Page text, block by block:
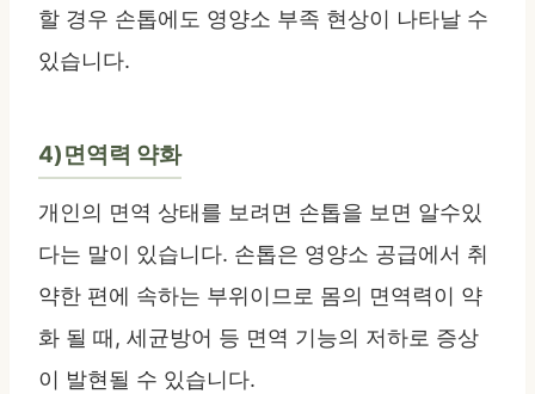
할 경우 손톱에도 영양소 부족 현상이 나타날 수
있습니다.
4)면역력 약화
개인의 면역 상태를 보려면 손톱을 보면 알수있
다는 말이 있습니다. 손톱은 영양소 공급에서 취
약한 편에 속하는 부위이므로 몸의 면역력이 약
화 될 때, 세균방어 등 면역 기능의 저하로 증상
이 발현될 수 있습니다.